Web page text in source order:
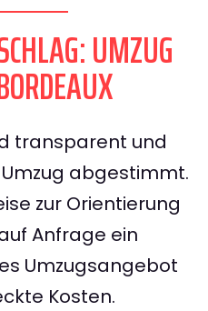
UMZUG
transparent und
abgestimmt.
zur Orientierung
Anfrage ein
Umzugsangebot
Kosten.